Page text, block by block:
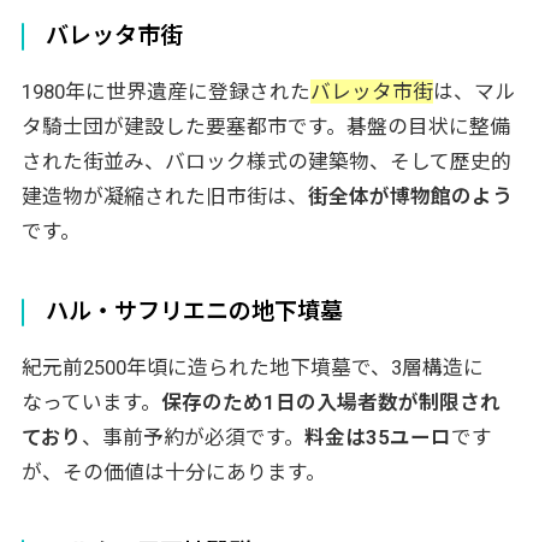
バレッタ市街
1980年に世界遺産に登録されたバレッタ市街は、マル
タ騎士団が建設した要塞都市です。碁盤の目状に整備
された街並み、バロック様式の建築物、そして歴史的
建造物が凝縮された旧市街は、 街全体が博物館のよう
です。
ハル・サフリエニの地下墳墓
紀元前2500年頃に造られた地下墳墓で、3層構造に
なっています。 保存のため1日の入場者数が制限され
ており 、事前予約が必須です。 料金は35ユーロです
が、その価値は十分にあります。